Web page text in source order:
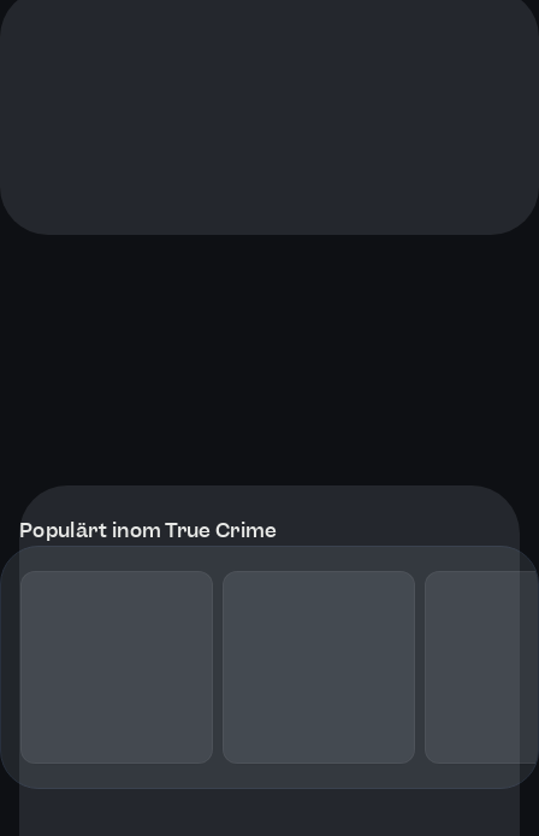
Populärt inom True Crime